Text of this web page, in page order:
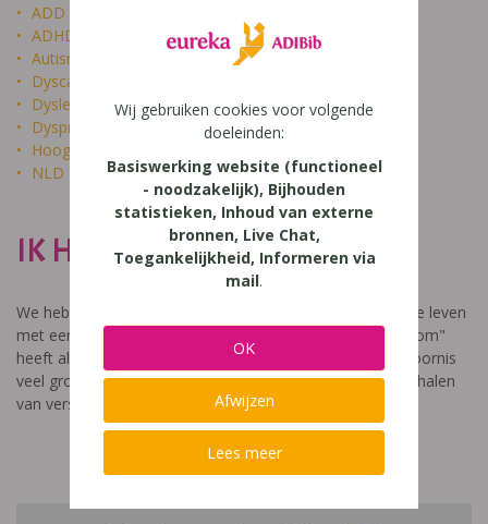
ADD
ADHD
Autisme
Dyscalculie
Dyslexie
Dyspraxie
Hoogbegaafdheid
NLD
IK HEET NIET DOM
We hebben een video gemaakt die toont hoe het is om te leven
met een leerstoornis. De film met als titel: "Ik heet niet dom"
heeft als doel aan te tonen dat de impact van een leerstoornis
veel groter is dan enkel wat je ziet in de klas. Je hoort verhalen
van verschillende leerlingen en ouders.
Wij gebruiken cookies voor volgende
doeleinden:
Basiswerking website (functioneel
- noodzakelijk), Bijhouden
statistieken, Inhoud van externe
bronnen, Live Chat,
Toegankelijkheid, Informeren via
mail.
OK
Afwijzen
Lees meer